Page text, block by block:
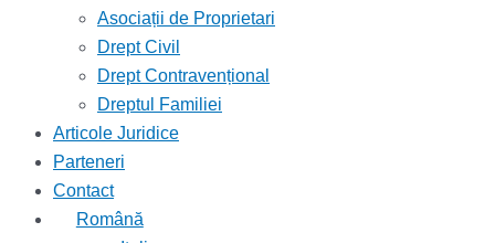
Asociații de Proprietari
Drept Civil
Drept Contravențional
Dreptul Familiei
Articole Juridice
Parteneri
Contact
Română